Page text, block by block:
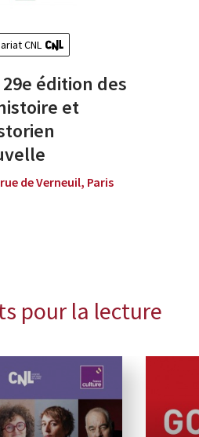
CNL
édition des
et
de Verneuil, Paris
pour la lecture